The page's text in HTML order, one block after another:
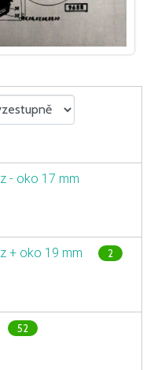
- oko 17 mm
+ oko 19 mm 2
52